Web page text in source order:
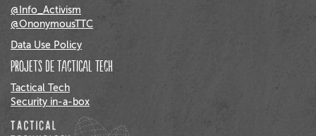
@Info_Activism
@OnonymousTTC
Data Use Policy
Projets de Tactical Tech
Tactical Tech
Security in-a-box